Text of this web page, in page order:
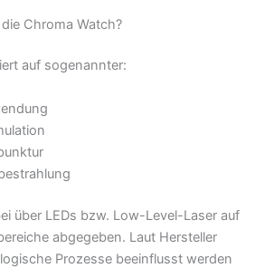
Chroma Watch?
auf sogenannter:
über LEDs bzw. Low-Level-Laser auf
abgegeben. Laut Hersteller
Prozesse beeinflusst werden